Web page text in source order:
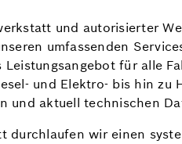
und autorisierter
umfassenden
für alle
und Elektro- bis hin
und aktuell technischen
durchlaufen wir einen